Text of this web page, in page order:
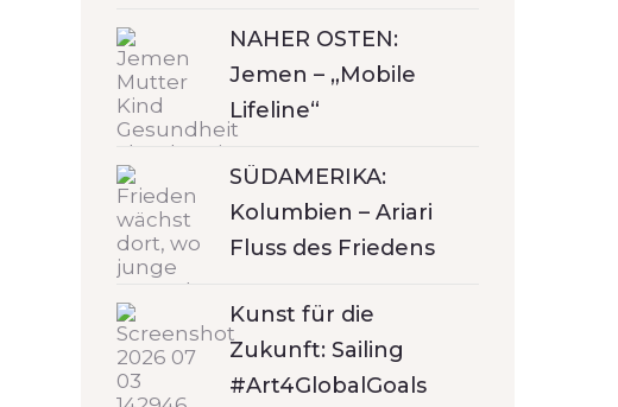
NAHER OSTEN:
Jemen – „Mobile
Lifeline“
SÜDAMERIKA:
Kolumbien – Ariari
Fluss des Friedens
Kunst für die
Zukunft: Sailing
#Art4GlobalGoals